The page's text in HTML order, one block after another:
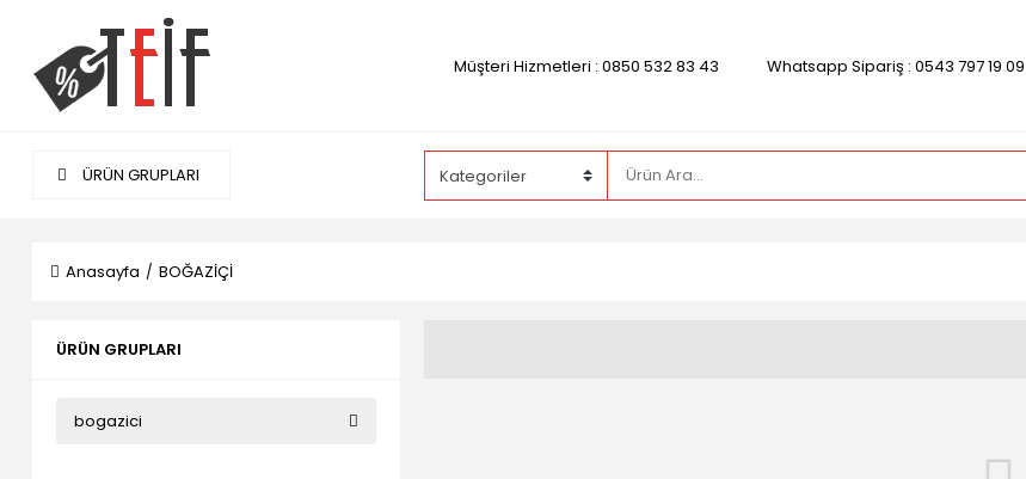
Müşteri Hizmetleri : 0850 532 83 43 Whatsapp Sipariş : 0543 797 19 09
ÜRÜN GRUPLARI
Anasayfa BOĞAZİÇİ
ÜRÜN GRUPLARI
bogazici